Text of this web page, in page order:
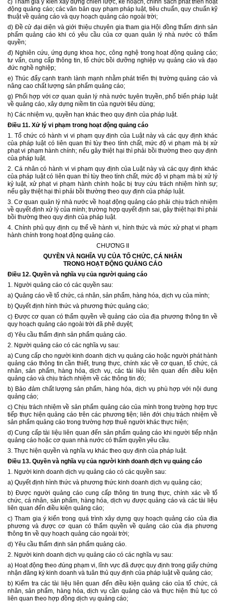
c) Tham gia ý kiến xây dựng chiến lược, kế hoạch, chính sách phát triển hoạt
động quảng cáo; các văn bản quy phạm pháp luật, tiêu chuẩn, quy chuẩn kỹ
thuật về quảng cáo và quy hoạch quảng cáo ngoài trời;
d) Đề cử đại diện và giới thiệu chuyên gia tham gia Hội đồng thẩm định sản
phẩm quảng cáo khi có yêu cầu của cơ quan quản lý nhà nước có thẩm
quyền;
đ) Nghiên cứu, ứng dụng khoa học, công nghệ trong hoạt động quảng cáo;
tư vấn, cung cấp thông tin, tổ chức bồi dưỡng nghiệp vụ quảng cáo và đạo
đức nghề nghiệp;
e) Thúc đẩy cạnh tranh lành mạnh nhằm phát triển thị trường quảng cáo và
nâng cao chất lượng sản phẩm quảng cáo;
g) Phối hợp với cơ quan quản lý nhà nước tuyên truyền, phổ biến pháp luật
về quảng cáo, xây dựng niềm tin của người tiêu dùng;
h) Các nhiệm vụ, quyền hạn khác theo quy định của pháp luật.
Điều 11. Xử lý vi phạm trong hoạt động quảng cáo
1. Tổ chức có hành vi vi phạm quy định của Luật này và các quy định khác
của pháp luật có liên quan thì tùy theo tính chất, mức độ vi phạm mà bị xử
phạt vi phạm hành chính; nếu gây thiệt hại thì phải bồi thường theo quy định
của pháp luật.
2. Cá nhân có hành vi vi phạm quy định của Luật này và các quy định khác
của pháp luật có liên quan thì tùy theo tính chất, mức độ vi phạm mà bị xử lý
kỷ luật, xử phạt vi phạm hành chính hoặc bị truy cứu trách nhiệm hình sự;
nếu gây thiệt hại thì phải bồi thường theo quy định của pháp luật.
3. Cơ quan quản lý nhà nước về hoạt động quảng cáo phải chịu trách nhiệm
về quyết định xử lý của mình; trường hợp quyết định sai, gây thiệt hại thì phải
bồi thường theo quy định của pháp luật.
4. Chính phủ quy định cụ thể về hành vi, hình thức và mức xử phạt vi phạm
hành chính trong hoạt động quảng cáo.
CHƯƠNG II
QUYỀN VÀ NGHĨA VỤ CỦA TỔ CHỨC, CÁ NHÂN
TRONG HOẠT ĐỘNG QUẢNG CÁO
Điều 12. Quyền và nghĩa vụ của người quảng cáo
1. Người quảng cáo có các quyền sau:
a) Quảng cáo về tổ chức, cá nhân, sản phẩm, hàng hóa, dịch vụ của mình;
b) Quyết định hình thức và phương thức quảng cáo;
c) Được cơ quan có thẩm quyền về quảng cáo của địa phương thông tin về
quy hoạch quảng cáo ngoài trời đã phê duyệt;
d) Yêu cầu thẩm định sản phẩm quảng cáo.
2. Người quảng cáo có các nghĩa vụ sau:
a) Cung cấp cho người kinh doanh dịch vụ quảng cáo hoặc người phát hành
quảng cáo thông tin cần thiết, trung thực, chính xác về cơ quan, tổ chức, cá
nhân, sản phẩm, hàng hóa, dịch vụ, các tài liệu liên quan đến điều kiện
quảng cáo và chịu trách nhiệm về các thông tin đó;
b) Bảo đảm chất lượng sản phẩm, hàng hóa, dịch vụ phù hợp với nội dung
quảng cáo;
c) Chịu trách nhiệm về sản phẩm quảng cáo của mình trong trường hợp trực
tiếp thực hiện quảng cáo trên các phương tiện; liên đới chịu trách nhiệm về
sản phẩm quảng cáo trong trường hợp thuê người khác thực hiện;
d) Cung cấp tài liệu liên quan đến sản phẩm quảng cáo khi người tiếp nhận
quảng cáo hoặc cơ quan nhà nước có thẩm quyền yêu cầu.
3. Thực hiện quyền và nghĩa vụ khác theo quy định của pháp luật.
Điều 13. Quyền và nghĩa vụ của người kinh doanh dịch vụ quảng cáo
1. Người kinh doanh dịch vụ quảng cáo có các quyền sau:
a) Quyết định hình thức và phương thức kinh doanh dịch vụ quảng cáo;
b) Đ­ược người quảng cáo cung cấp thông tin trung thực, chính xác về tổ
chức, cá nhân, sản phẩm, hàng hóa, dịch vụ được quảng cáo và các tài liệu
liên quan đến điều kiện quảng cáo;
c) Tham gia ý kiến trong quá trình xây dựng quy hoạch quảng cáo của địa
phương và được cơ quan có thẩm quyền về quảng cáo của địa phương
thông tin về quy hoạch quảng cáo ngoài trời;
d) Yêu cầu thẩm định sản phẩm quảng cáo.
2. Người kinh doanh dịch vụ quảng cáo có các nghĩa vụ sau:
a) Hoạt động theo đúng phạm vi, lĩnh vực đã được quy định trong giấy chứng
nhận đăng ký kinh doanh và tuân thủ quy định của pháp luật về quảng cáo;
b) Kiểm tra các tài liệu liên quan đến điều kiện quảng cáo của tổ chức, cá
nhân, sản phẩm, hàng hóa, dịch vụ cần quảng cáo và thực hiện thủ tục có
liên quan theo hợp đồng dịch vụ quảng cáo;